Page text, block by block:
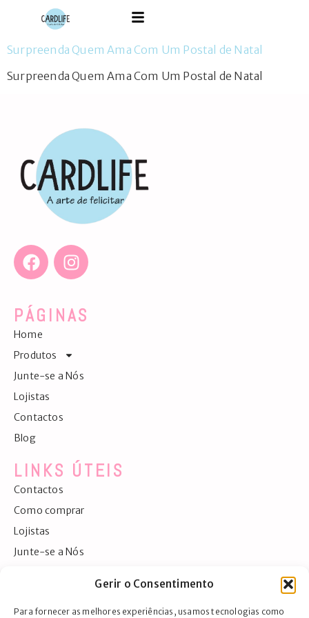
Gerir o Consentimento
Para fornecer as melhores experiências, usamos tecnologias como
Surpreenda Quem Ama Com Um Postal de Natal
Surpreenda Quem Ama Com Um Postal de Natal
PÁGINAS
Home
Produtos
Junte-se a Nós
Lojistas
Contactos
Blog
LINKS ÚTEIS
Contactos
Como comprar
Lojistas
Junte-se a Nós